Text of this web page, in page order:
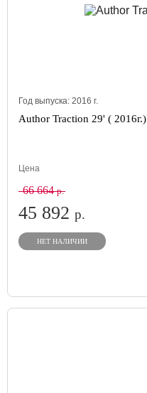
Год выпуска: 2016 г.
Author Traction 29' ( 2016г.)
Цена
66 664р.
45 892 р.
НЕТ НАЛИЧИИ